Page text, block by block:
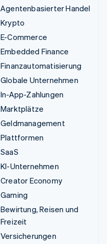
Agentenbasierter Handel
Krypto
E-Commerce
Embedded Finance
Finanzautomatisierung
Globale Unternehmen
In-App-Zahlungen
Marktplätze
Geldmanagement
Plattformen
SaaS
KI-Unternehmen
Creator Economy
Gaming
Bewirtung, Reisen und
Freizeit
Versicherungen